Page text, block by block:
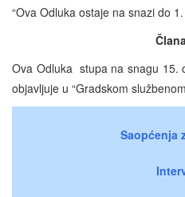
“Ova Odluka ostaje na snazi do
Ova Odluka stupa na snagu 15.
objavljuje u “Gradskom
Saopćenja